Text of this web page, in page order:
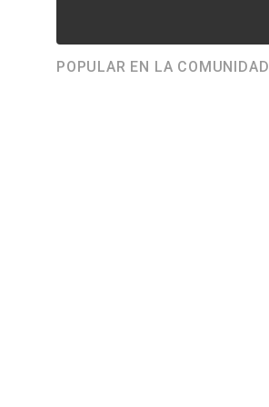
POPULAR EN LA COMUNIDAD